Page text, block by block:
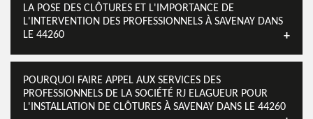
LA POSE DES CLÔTURES ET L'IMPORTANCE DE
L'INTERVENTION DES PROFESSIONNELS À SAVENAY DANS
LE 44260
POURQUOI FAIRE APPEL AUX SERVICES DES
PROFESSIONNELS DE LA SOCIÉTÉ RJ ELAGUEUR POUR
L'INSTALLATION DE CLÔTURES À SAVENAY DANS LE 44260